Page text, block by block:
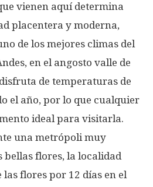
vienen aquí determina
placentera y moderna,
de los mejores climas del
en el angosto valle de
de temperaturas de
el año, por lo que cualquier
ideal para visitarla.
una metrópoli muy
bellas flores, la localidad
flores por 12 días en el